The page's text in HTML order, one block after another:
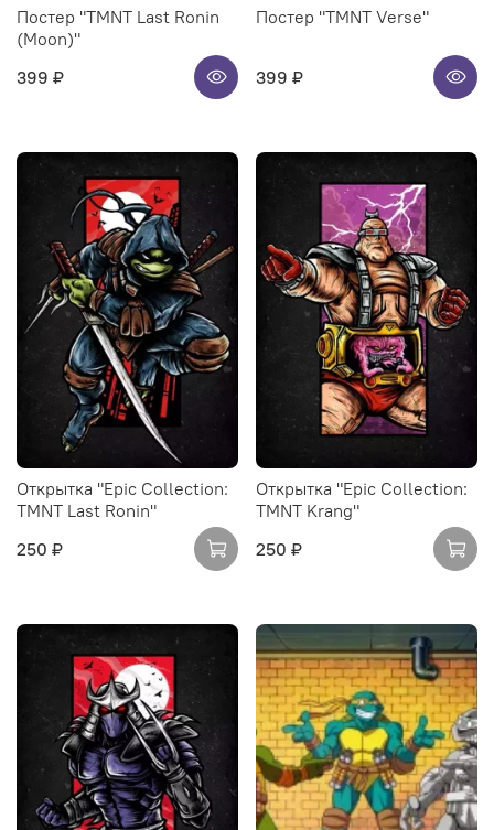
Постер "TMNT Last Ronin
(Moon)"
399 ₽
Постер "TMNT Verse"
399 ₽
Открытка "Epic Collection:
TMNT Last Ronin"
250 ₽
Открытка "Epic Collection:
TMNT Krang"
250 ₽